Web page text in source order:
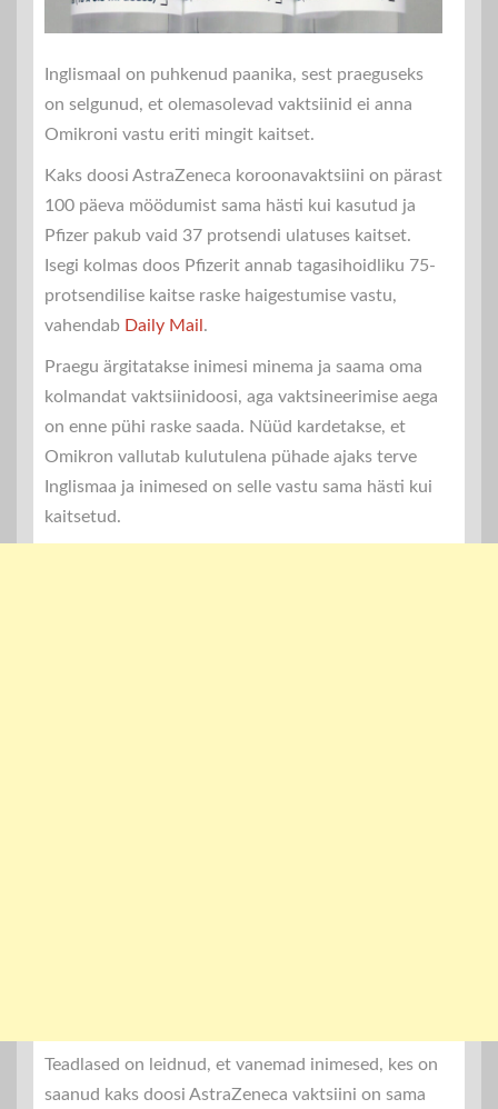
Inglismaal on puhkenud paanika, sest praeguseks
on selgunud, et olemasolevad vaktsiinid ei anna
Omikroni vastu eriti mingit kaitset.
Kaks doosi AstraZeneca koroonavaktsiini on pärast
100 päeva möödumist sama hästi kui kasutud ja
Pfizer pakub vaid 37 protsendi ulatuses kaitset.
Isegi kolmas doos Pfizerit annab tagasihoidliku 75-
protsendilise kaitse raske haigestumise vastu,
vahendab Daily Mail .
Praegu ärgitatakse inimesi minema ja saama oma
kolmandat vaktsiinidoosi, aga vaktsineerimise aega
on enne pühi raske saada. Nüüd kardetakse, et
Omikron vallutab kulutulena pühade ajaks terve
Inglismaa ja inimesed on selle vastu sama hästi kui
kaitsetud.
Teadlased on leidnud, et vanemad inimesed, kes on
saanud kaks doosi AstraZeneca vaktsiini on sama